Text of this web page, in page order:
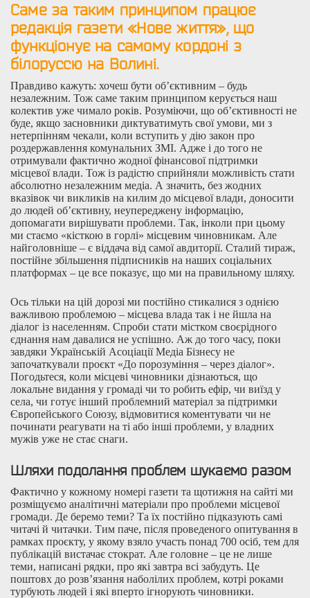
Саме за таким принципом працює
редакція газети «Нове життя», що
функціонує на самому кордоні з
білоруссю на Волині.
Правдиво кажуть: хочеш бути об’єктивним – будь
незалежним. Тож саме таким принципом керується наш
колектив уже чимало років. Розуміючи, що об’єктивності не
буде, якщо засновники диктуватимуть свої умови, ми з
нетерпінням чекали, коли вступить у дію закон про
роздержавлення комунальних ЗМІ. Адже і до того не
отримували фактично жодної фінансової підтримки
місцевої влади. Тож із радістю сприйняли можливість стати
абсолютно незалежним медіа. А значить, без жодних
вказівок чи викликів на килим до місцевої влади, доносити
до людей об’єктивну, неупереджену інформацію,
допомагати вирішувати проблеми. Так, інколи при цьому
ми стаємо «кісткою в горлі» місцевим чиновникам. Але
найголовніше – є віддача від самої авдиторії. Сталий тираж,
постійне збільшення підписників на наших соціальних
платформах – це все показує, що ми на правильному шляху.
Ось тільки на цій дорозі ми постійно стикалися з однією
важливою проблемою – місцева влада так і не йшла на
діалог із населенням. Спроби стати містком своєрідного
єднання нам давалися не успішно. Аж до того часу, поки
завдяки Українській Асоціації Медіа Бізнесу не
започаткували проєкт «До порозуміння – через діалог».
Погодьтеся, коли місцеві чиновники дізнаються, що
локальне видання у громаді чи то робить ефір, чи виїзд у
села, чи готує інший проблемний матеріал за підтримки
Європейського Союзу, відмовитися коментувати чи не
починати реагувати на ті або інші проблеми, у владних
мужів уже не стає снаги.
Шляхи подолання проблем шукаємо разом
Фактично у кожному номері газети та щотижня на сайті ми
розміщуємо аналітичні матеріали про проблеми місцевої
громади. Де беремо теми? Та їх постійно підказують самі
читачі й читачки. Тим паче, після проведеного опитування в
рамках проєкту, у якому взяло участь понад 700 осіб, тем для
публікацій вистачає стократ. Але головне – це не лише
теми, написані рядки, про які завтра всі забудуть. Це
поштовх до розв’язання наболілих проблем, котрі роками
турбують людей і які вперто ігнорують чиновники.